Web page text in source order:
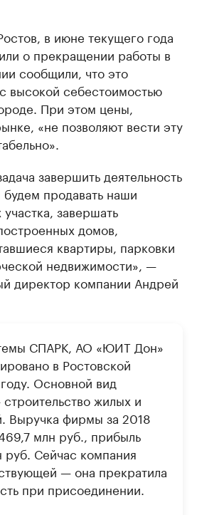
в июне текущего года
о прекращении работы в
сообщили, что это
высокой себестоимостью
При этом цены,
«не позволяют вести эту
завершить деятельность
продавать наши
завершать
домов,
квартиры, парковки
недвижимости», —
директор компании Андрей
СПАРК, АО «ЮИТ Дон»
в Ростовской
Основной вид
жилых и
Выручка фирмы за 2018
млн руб., прибыль
руб. Сейчас компания
— она прекратила
при присоединении.